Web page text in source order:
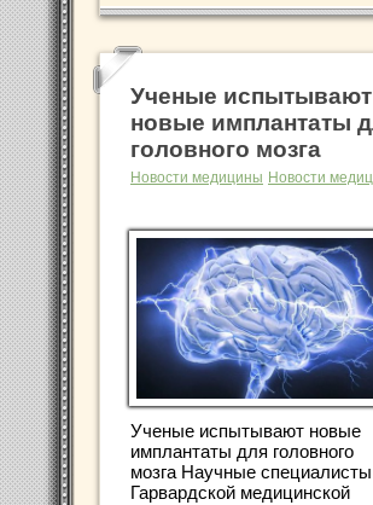
Ученые испытывают
новые имплантаты
головного мозга
Новости медицины Новости
Ученые испытывают новые
имплантаты для головного
мозга Научные
Гарвардской медицинской